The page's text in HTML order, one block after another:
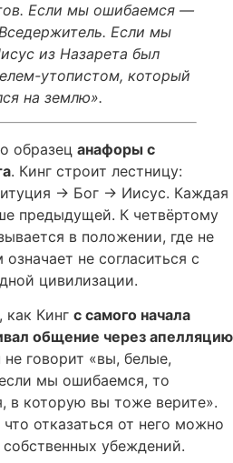
Если мы ошибаемся —
Если мы
из Назарета был
утопистом, который
на землю».
образец анафоры с
. Кинг строит лестницу:
→ Бог → Иисус. Каждая
предыдущей. К четвёртому
в положении, где не
не согласиться с
цивилизации.
Кинг с самого начала
общение через апелляцию
не говорит «вы, белые,
мы ошибаемся, то
в которую вы тоже верите».
отказаться от него можно
убеждений.